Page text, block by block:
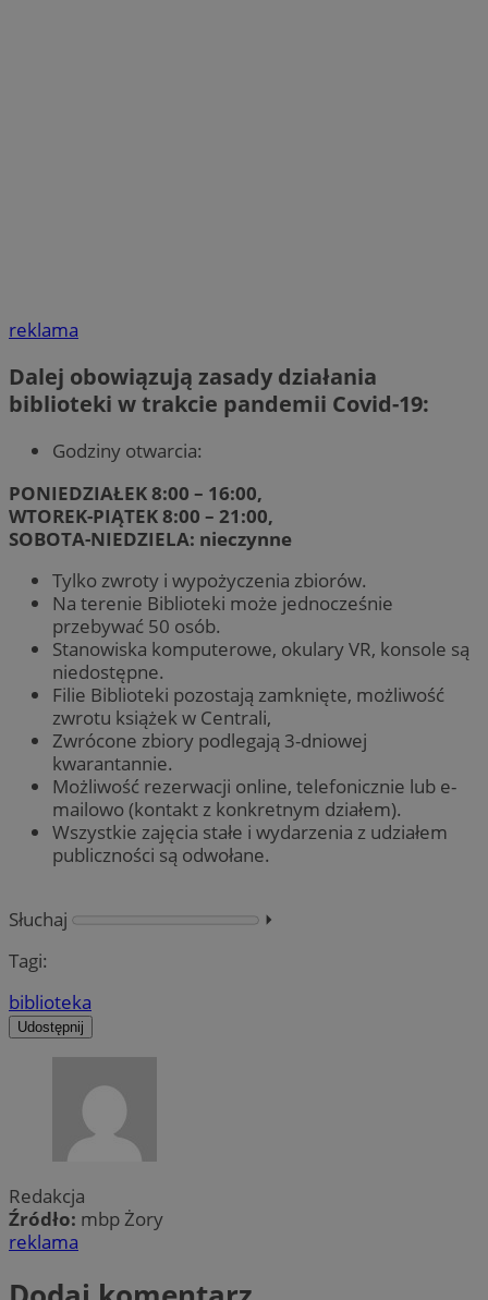
reklama
Dalej obowiązują zasady działania
biblioteki w trakcie pandemii Covid-19:
Godziny otwarcia:
PONIEDZIAŁEK 8:00 – 16:00,
WTOREK-PIĄTEK 8:00 – 21:00,
SOBOTA-NIEDZIELA: nieczynne
Tylko zwroty i wypożyczenia zbiorów.
Na terenie Biblioteki może jednocześnie
przebywać 50 osób.
Stanowiska komputerowe, okulary VR, konsole są
niedostępne.
Filie Biblioteki pozostają zamknięte, możliwość
zwrotu książek w Centrali,
Zwrócone zbiory podlegają 3-dniowej
kwarantannie.
Możliwość rezerwacji online, telefonicznie lub e-
mailowo (kontakt z konkretnym działem).
Wszystkie zajęcia stałe i wydarzenia z udziałem
publiczności są odwołane.
Słuchaj
⏵︎
Tagi:
biblioteka
Udostępnij
Redakcja
Źródło: mbp Żory
reklama